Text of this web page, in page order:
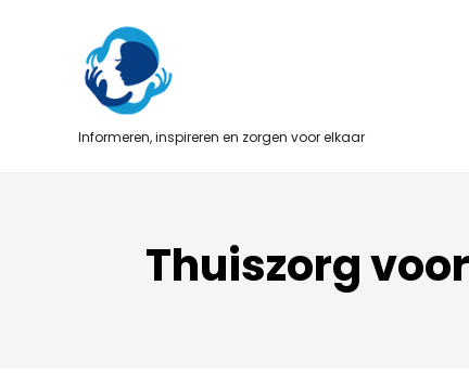
Informeren, inspireren en zorgen voor elkaar
Thuiszorg